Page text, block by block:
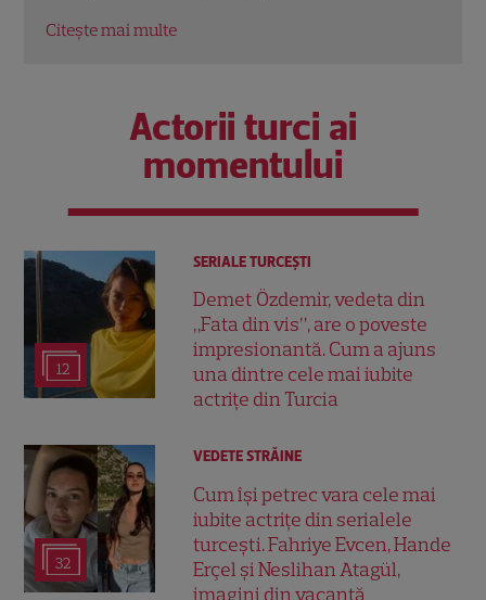
Citește mai multe
Actorii turci ai
momentului
12
SERIALE TURCEŞTI
Demet Özdemir, vedeta din
„Fata din vis”, are o poveste
impresionantă. Cum a ajuns
una dintre cele mai iubite
actrițe din Turcia
32
VEDETE STRĂINE
Cum își petrec vara cele mai
iubite actrițe din serialele
turcești. Fahriye Evcen, Hande
Erçel și Neslihan Atagül,
imagini din vacanță